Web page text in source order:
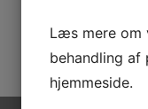
Læs mere om
behandling af
hjemmeside.